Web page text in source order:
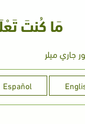
مَا كُنتَ
جاري ميلر
Español